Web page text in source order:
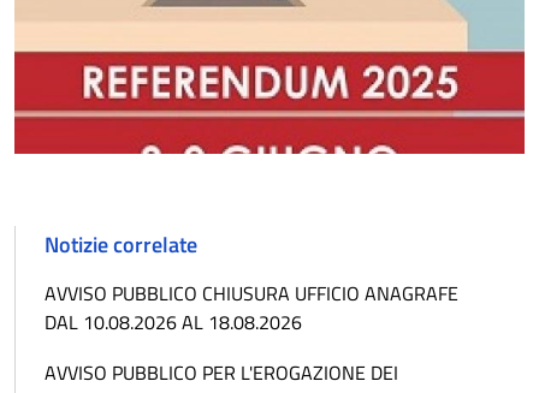
Notizie correlate
AVVISO PUBBLICO CHIUSURA UFFICIO ANAGRAFE
DAL 10.08.2026 AL 18.08.2026
AVVISO PUBBLICO PER L'EROGAZIONE DEI